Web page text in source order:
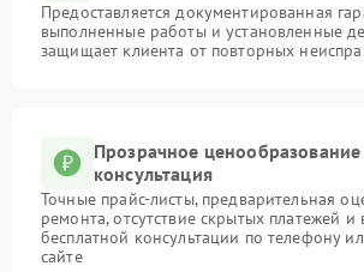
Предоставляется документированная
выполненные работы и установленные
защищает клиента от повторных
Прозрачное ценообразование
консультация
Точные прайс-листы, предварительная
ремонта, отсутствие скрытых платежей и
бесплатной консультации по телефону
сайте